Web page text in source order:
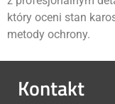
który oceni stan
metody ochrony.
Kontakt